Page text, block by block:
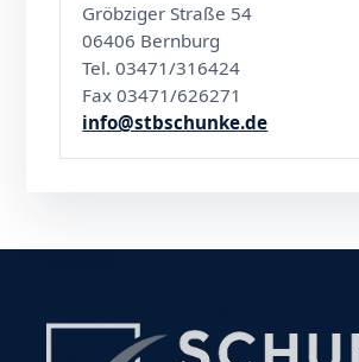
Gröbziger Straße 54
06406 Bernburg
Tel. 03471/316424
Fax 03471/626271
info@stbschunke.de